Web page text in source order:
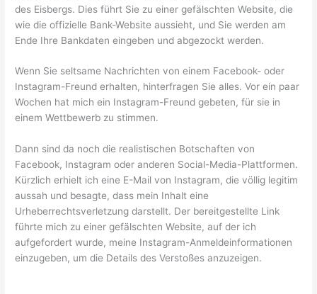
des Eisbergs. Dies führt Sie zu einer gefälschten Website, die
wie die offizielle Bank-Website aussieht, und Sie werden am
Ende Ihre Bankdaten eingeben und abgezockt werden.
Wenn Sie seltsame Nachrichten von einem Facebook- oder
Instagram-Freund erhalten, hinterfragen Sie alles. Vor ein paar
Wochen hat mich ein Instagram-Freund gebeten, für sie in
einem Wettbewerb zu stimmen.
Dann sind da noch die realistischen Botschaften von
Facebook, Instagram oder anderen Social-Media-Plattformen.
Kürzlich erhielt ich eine E-Mail von Instagram, die völlig legitim
aussah und besagte, dass mein Inhalt eine
Urheberrechtsverletzung darstellt. Der bereitgestellte Link
führte mich zu einer gefälschten Website, auf der ich
aufgefordert wurde, meine Instagram-Anmeldeinformationen
einzugeben, um die Details des Verstoßes anzuzeigen.